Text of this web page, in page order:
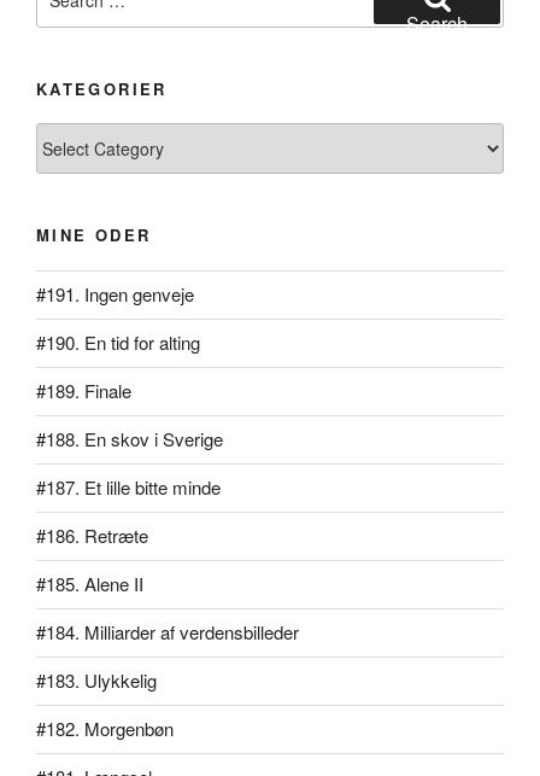
for:
Search
KATEGORIER
MINE ODER
#191. Ingen genveje
#190. En tid for alting
#189. Finale
#188. En skov i Sverige
#187. Et lille bitte minde
#186. Retræte
#185. Alene II
#184. Milliarder af verdensbilleder
#183. Ulykkelig
#182. Morgenbøn